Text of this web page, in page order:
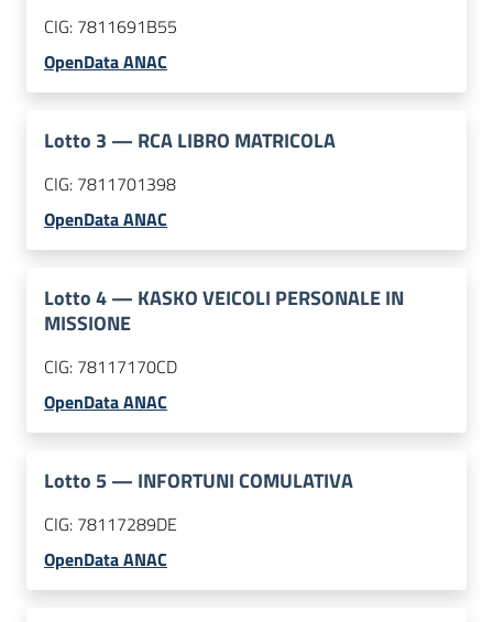
CIG: 7811691B55
OpenData ANAC
Lotto 3 — RCA LIBRO MATRICOLA
CIG: 7811701398
OpenData ANAC
Lotto4— KASKO VEICOLI PERSONALE IN
MISSIONE
CIG: 78117170CD
OpenData ANAC
Lotto 5— INFORTUNI COMULATIVA
CIG: 78117289DE
OpenData ANAC